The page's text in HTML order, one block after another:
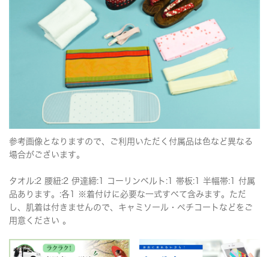
参考画像となりますので、ご利用いただく付属品は色など異なる
場合がございます。
タオル:2 腰紐:2 伊達締:1 コーリンベルト:1 帯板:1 半幅帯:1 付属
品あります。:各1 ※着付けに必要な一式すべて含みます。ただ
し、肌着は付きませんので、キャミソール・ペチコートなどをご
用意ください 。